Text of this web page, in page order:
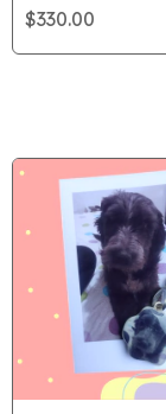
$330.00